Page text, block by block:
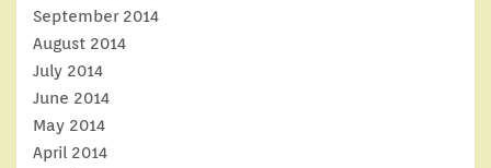
September 2014
August 2014
July 2014
June 2014
May 2014
April 2014